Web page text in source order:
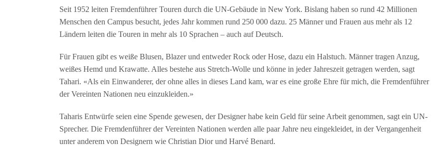
Seit 1952 leiten Fremdenführer Touren durch die UN-Gebäude in New York. Bislang haben so rund 42 Millionen
Menschen den Campus besucht, jedes Jahr kommen rund 250 000 dazu. 25 Männer und Frauen aus mehr als 12
Ländern leiten die Touren in mehr als 10 Sprachen – auch auf Deutsch.
Für Frauen gibt es weiße Blusen, Blazer und entweder Rock oder Hose, dazu ein Halstuch. Männer tragen Anzug,
weißes Hemd und Krawatte. Alles bestehe aus Stretch-Wolle und könne in jeder Jahreszeit getragen werden, sagt
Tahari. «Als ein Einwanderer, der ohne alles in dieses Land kam, war es eine große Ehre für mich, die Fremdenführer
der Vereinten Nationen neu einzukleiden.»
Taharis Entwürfe seien eine Spende gewesen, der Designer habe kein Geld für seine Arbeit genommen, sagt ein UN-
Sprecher. Die Fremdenführer der Vereinten Nationen werden alle paar Jahre neu eingekleidet, in der Vergangenheit
unter anderem von Designern wie Christian Dior und Harvé Benard.